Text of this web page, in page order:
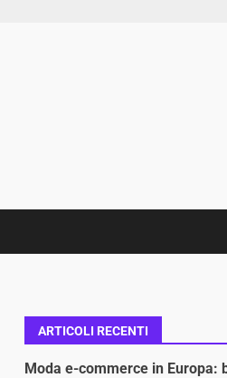
ARTICOLI RECENTI
Moda e-commerce in Europa: